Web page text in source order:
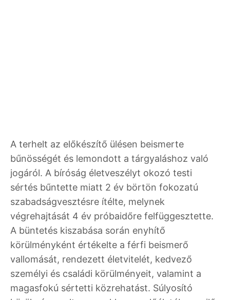
A terhelt az előkészítő ülésen beismerte
bűnösségét és lemondott a tárgyaláshoz való
jogáról. A bíróság életveszélyt okozó testi
sértés bűntette miatt 2 év börtön fokozatú
szabadságvesztésre ítélte, melynek
végrehajtását 4 év próbaidőre felfüggesztette.
A büntetés kiszabása során enyhítő
körülményként értékelte a férfi beismerő
vallomását, rendezett életvitelét, kedvező
személyi és családi körülményeit, valamint a
magasfokú sértetti közrehatást. Súlyosító